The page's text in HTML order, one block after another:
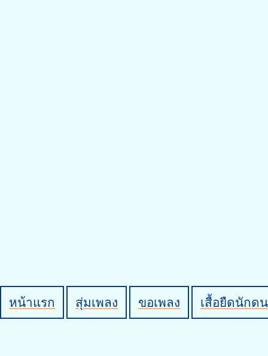
หน้าแรก สุ่มเพลง ขอเพลง เสื้อยืดนักด